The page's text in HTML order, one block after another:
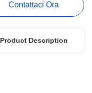
Contattaci Ora
Product Description